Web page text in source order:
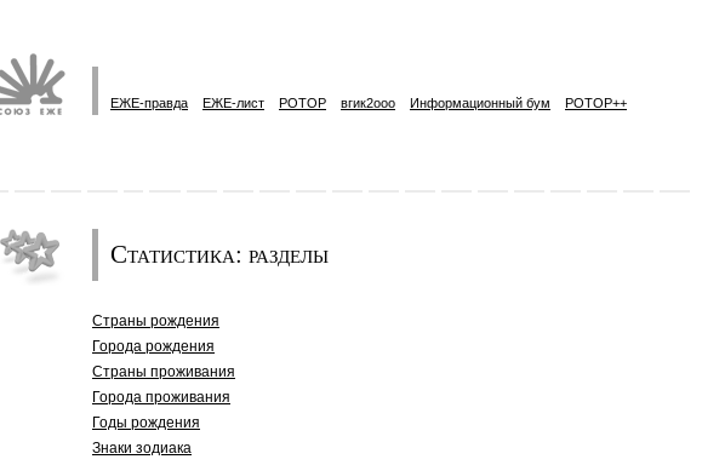
ЕЖЕ-правда ЕЖЕ-лист РОТОР вгик2ooo Информационный бум РОТОР++
Статистика: разделы
Страны рождения
Города рождения
Страны проживания
Города проживания
Годы рождения
Знаки зодиака